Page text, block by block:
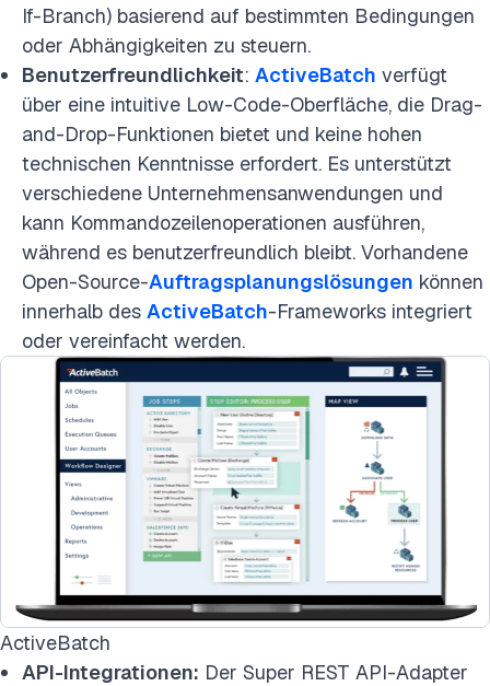
If-Branch) basierend auf bestimmten Bedingungen
oder Abhängigkeiten zu steuern.
Benutzerfreundlichkeit: ActiveBatch verfügt
über eine intuitive Low-Code-Oberfläche, die Drag-
and-Drop-Funktionen bietet und keine hohen
technischen Kenntnisse erfordert. Es unterstützt
verschiedene Unternehmensanwendungen und
kann Kommandozeilenoperationen ausführen,
während es benutzerfreundlich bleibt. Vorhandene
Open-Source-Auftragsplanungslösungen können
innerhalb des ActiveBatch-Frameworks integriert
oder vereinfacht werden.
ActiveBatch
API-Integrationen: Der Super REST API-Adapter